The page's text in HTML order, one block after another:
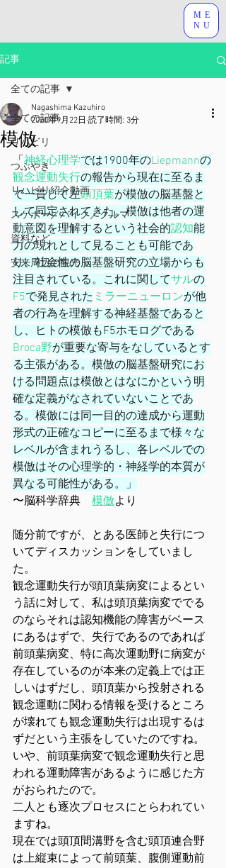
ME
NU
記事
全ての記事
リハビリ
つぶやき
リハビリ紹介動画
スケボー／バイク／クルマ
資料など
安来周辺の観光
全ての記事
模倣
Nagashima Kazuhiro
2020年9月22日 読了時間: 3分
「 神経心理学では1900年のLiepmannの
観念運動失行の報告から現在に至るま
で一貫して左頭頂葉が模倣の脳基盤と
して同定されてきた。模倣は他者の運
動意図を理解するという社会的認知能
力の現れとして見ることも可能であ
り、社会性の脳基盤研究の立場からも
注目されている。これに関してサルの
F5で発見された ミラーニューロンが他
者の行為を理解する神経基盤であると
し、ヒトの模倣もF5ホモログである
Broca野が重要な寄与をなしているとす
る主張がある。模倣の脳基盤研究にお
ける問題点は模倣とはなにかという明
確な定義がなされていないことであ
る。模倣には同一目的の達成から運動
形式の正確なコピーに至るまで様々な
レベルが含まれうるし、各レベルでの
模倣はその心理学的・神経学的本質が
異なる可能性がある。」
〜脳科学辞典 模倣より
随分前ですが、とある医師と失行につ
いてディスカッションをしていまし
た。
観念運動失行が頭頂葉病変によるとい
う話に対して、私は頭頂葉病変ででる
のならそれは認知機能の障害がベース
にあるはずで、失行であるのであれば
前頭葉病変、特に高次運動野に病変が
存在しているのが本来の定義上では正
しいはずだし、頭頂葉から投射される
観念運動に関わる情報を受けるところ
が壊れても観念運動失行は出現するは
ずだという主張をしていたのですね。
いや、前頭葉病変で観念運動失行と思
われる運動障害があるように感じた方
がおられたので。
二人とも逐次プロセスにとらわれてい
ますね。
現在では頭頂間溝野を含む頭頂連合野
は上縦束によって前頭葉、腹側運動前